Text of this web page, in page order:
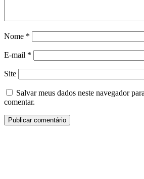
Nome *
E-mail *
Site
Salvar meus dados neste navegador
comentar.